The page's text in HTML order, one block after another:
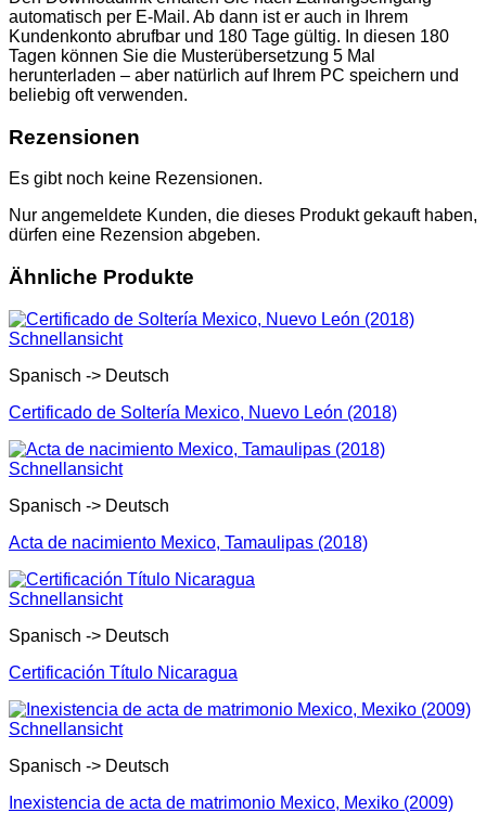
automatisch per E-Mail. Ab dann ist er auch in Ihrem
Kundenkonto abrufbar und 180 Tage gültig. In diesen 180
Tagen können Sie die Musterübersetzung 5 Mal
herunterladen – aber natürlich auf Ihrem PC speichern und
beliebig oft verwenden.
Rezensionen
Es gibt noch keine Rezensionen.
Nur angemeldete Kunden, die dieses Produkt gekauft haben,
dürfen eine Rezension abgeben.
Ähnliche Produkte
Schnellansicht
Spanisch -> Deutsch
Certificado de Soltería Mexico, Nuevo León (2018)
Schnellansicht
Spanisch -> Deutsch
Acta de nacimiento Mexico, Tamaulipas (2018)
Schnellansicht
Spanisch -> Deutsch
Certificación Título Nicaragua
Schnellansicht
Spanisch -> Deutsch
Inexistencia de acta de matrimonio Mexico, Mexiko (2009)